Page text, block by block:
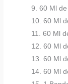
9. 60 Ml de
10. 60 Ml
11. 60 Ml
12. 60 Ml
13. 60 Ml
14. 60 Ml